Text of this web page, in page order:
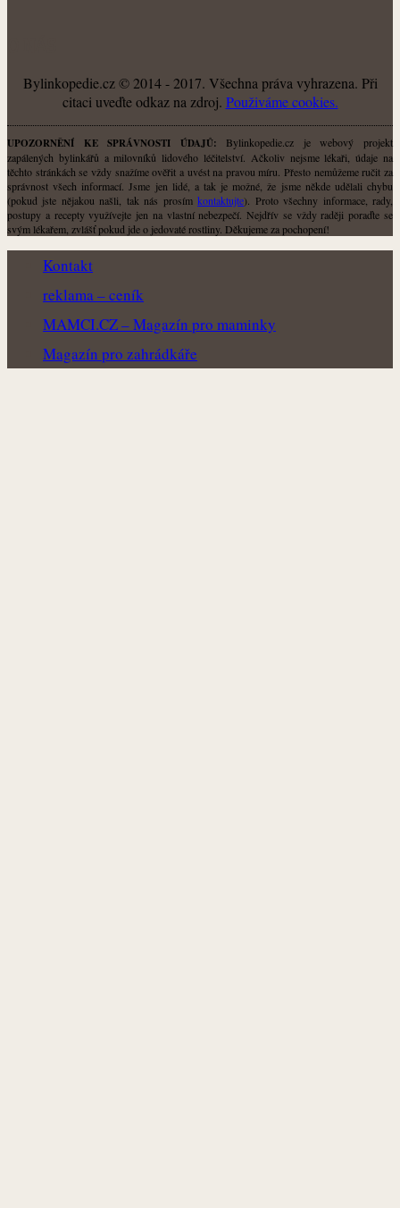
Bylinkopedie.cz © 2014 - 2017. Všechna práva vyhrazena. Při
citaci uveďte odkaz na zdroj. Použiváme cookies.
UPOZORNĚNÍ KE SPRÁVNOSTI ÚDAJŮ: Bylinkopedie.cz je webový projekt
zapálených bylinkářů a milovníků lidového léčitelství. Ačkoliv nejsme lékaři, údaje na
těchto stránkách se vždy snažíme ověřit a uvést na pravou míru. Přesto nemůžeme ručit za
správnost všech informací. Jsme jen lidé, a tak je možné, že jsme někde udělali chybu
(pokud jste nějakou našli, tak nás prosímkontaktujte). Proto všechny informace, rady,
postupy a recepty využívejte jen na vlastní nebezpečí. Nejdřív se vždy raději poraďte se
svým lékařem, zvlášť pokud jde o jedovaté rostliny. Děkujeme za pochopení!
Kontakt
reklama – ceník
MAMCI.CZ – Magazín pro maminky
Magazín pro zahrádkáře